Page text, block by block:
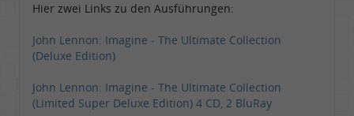
Hier zwei Links zu den Ausführungen:
John Lennon: Imagine - The Ultimate Collection
(Deluxe Edition)
John Lennon: Imagine - The Ultimate Collection
(Limited Super Deluxe Edition) 4 CD, 2 BluRay